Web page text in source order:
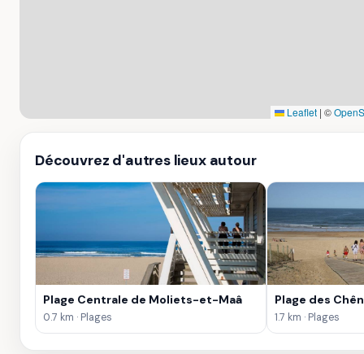
Leaflet | ©
Découvrez d'autres lieux autour
Plage Centrale de Moliets-et-Maâ
0.7 km · Plages
Plage des
1.7 km · Plages